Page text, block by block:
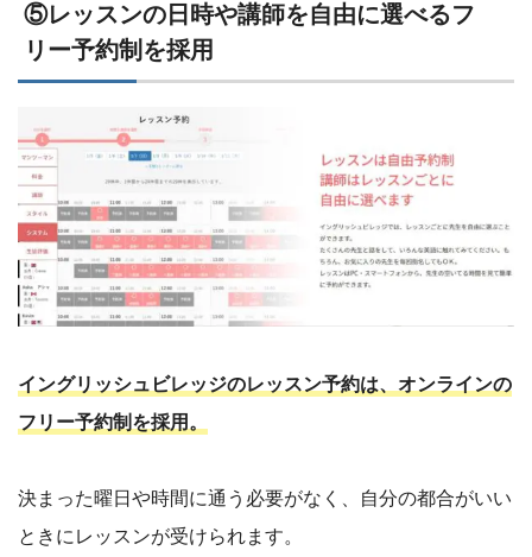
⑤レッスンの日時や講師を自由に選べるフ
リー予約制を採用
イングリッシュビレッジのレッスン予約は、オンラインの
フリー予約制を採用。
決まった曜日や時間に通う必要がなく、自分の都合がいい
ときにレッスンが受けられます。